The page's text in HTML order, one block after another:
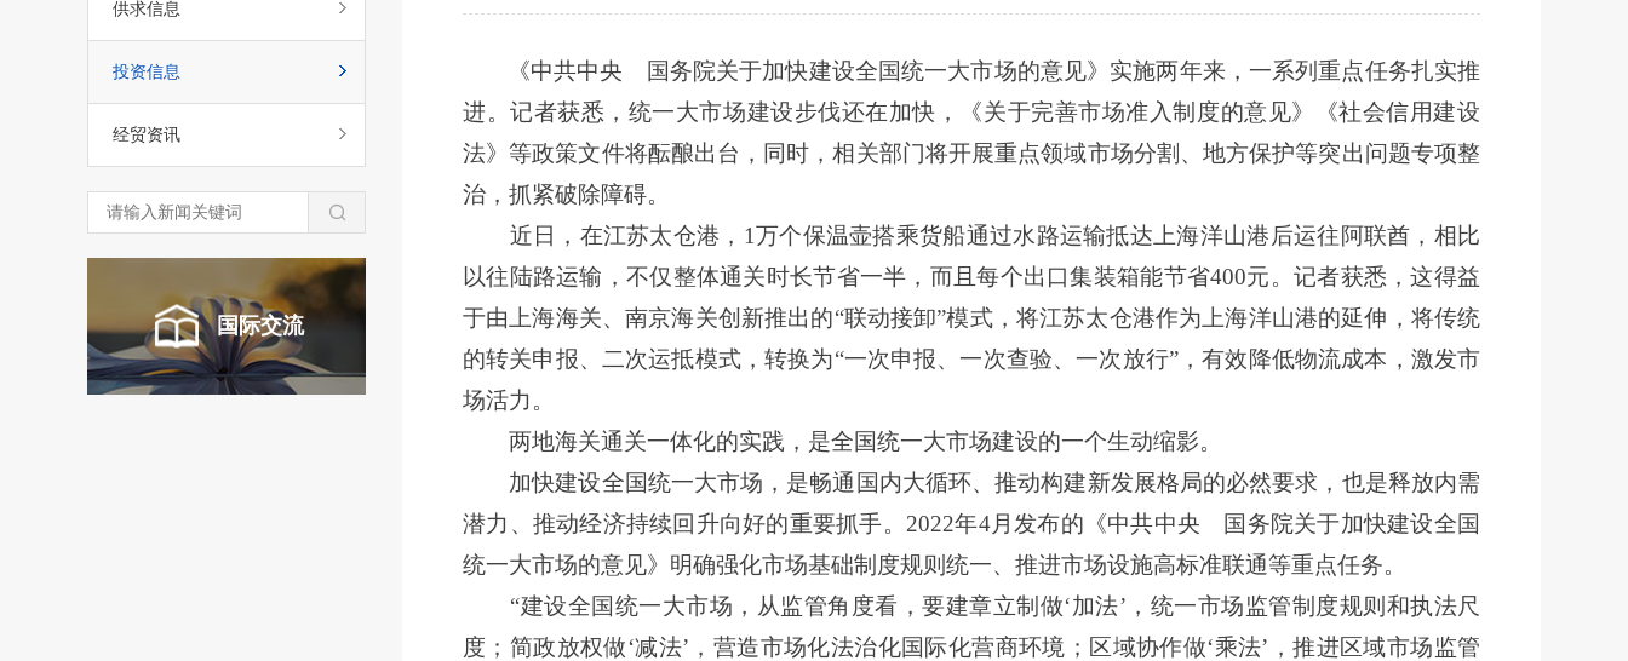
供求信息
投资信息
经贸资讯
国际交流
《中共中央 国务院关于加快建设全国统一大市场的意见》实施两年来，一系列重点任务扎实推
进。记者获悉，统一大市场建设步伐还在加快，《关于完善市场准入制度的意见》《社会信用建设
法》等政策文件将酝酿出台，同时，相关部门将开展重点领域市场分割、地方保护等突出问题专项整
治，抓紧破除障碍。
近日，在江苏太仓港， 1万个保温壶搭乘货船通过水路运输抵达上海洋山港后运往阿联酋，相比
以往陆路运输，不仅整体通关时长节省一半，而且每个出口集装箱能节省400元。记者获悉，这得益
于由上海海关、南京海关创新推出的“联动接卸”模式，将江苏太仓港作为上海洋山港的延伸，将传统
的转关申报、二次运抵模式，转换为“一次申报、一次查验、一次放行”，有效降低物流成本，激发市
场活力。
两地海关通关一体化的实践，是全国统一大市场建设的一个生动缩影。
加快建设全国统一大市场，是畅通国内大循环、推动构建新发展格局的必然要求，也是释放内需
潜力、推动经济持续回升向好的重要抓手。 2022年4月发布的《中共中央 国务院关于加快建设全国
统一大市场的意见》明确强化市场基础制度规则统一、推进市场设施高标准联通等重点任务。
“建设全国统一大市场，从监管角度看，要建章立制做‘加法’，统一市场监管制度规则和执法尺
度；简政放权做‘减法’，营造市场化法治化国际化营商环境；区域协作做‘乘法’，推进区域市场监管